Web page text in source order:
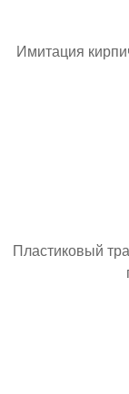
Имитация
Пластиковый